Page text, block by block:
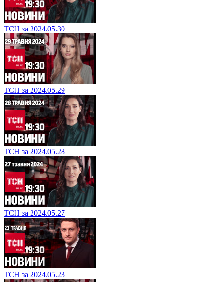
ТСН за 2024.05.30
ТСН за 2024.05.29
ТСН за 2024.05.28
ТСН за 2024.05.27
ТСН за 2024.05.23